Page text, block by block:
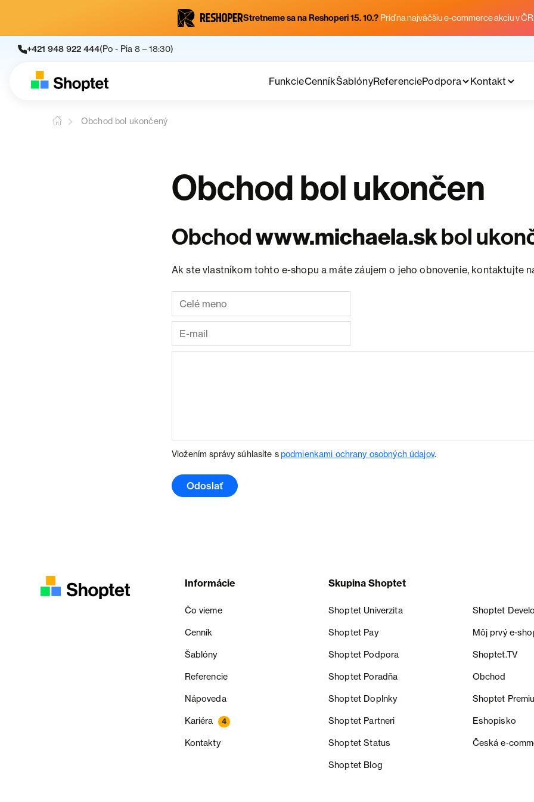
Stretneme sa na Reshoperi 15. 10.? Príď na najväčšiu e-commerce akciu v
+421 948 922 444(Po - Pia 8 – 18:30)
FunkcieCenníkŠablónyReferenciePodpora Kontakt
Obchod bol ukončený
Obchod bol ukončen
Obchodwww.michaela.skbol
Ak ste vlastníkom tohto e-shopu a máte záujem o jeho obnovenie, kontaktujte
Vložením správy súhlasíte spodmienkami ochrany osobných údajov.
Odoslať
Informácie
Čo vieme
Cenník
Šablóny
Referencie
Nápoveda
Kariéra 4
Kontakty
Skupina Shoptet
Shoptet Univerzita Shoptet
Shoptet Pay Môj prvý e-
Shoptet Podpora Shoptet.TV
Shoptet Poradňa Obchod
Shoptet Doplnky Shoptet
Shoptet Partneri Eshopisko
Shoptet Status Česká
Shoptet Blog